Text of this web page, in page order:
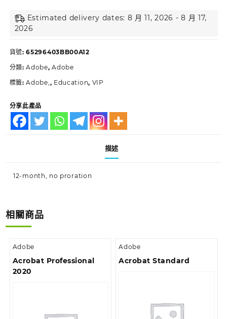
Estimated delivery dates: 8 月 11, 2026 - 8 月 17,
2026
貨號:65296403BB00A12
分類:Adobe,Adobe
標籤:Adobe, , Education, VIP
分享此產品
描述
12-month, no proration
相關商品
Adobe
Acrobat Professional
2020
Adobe
Acrobat Standard